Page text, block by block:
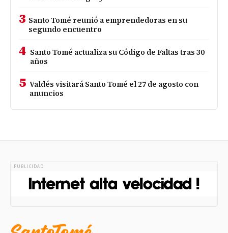
3 Santo Tomé reunió a emprendedoras en su
segundo encuentro
4 Santo Tomé actualiza su Código de Faltas tras 30
años
5 Valdés visitará Santo Tomé el 27 de agosto con
anuncios
PUBLICIDAD